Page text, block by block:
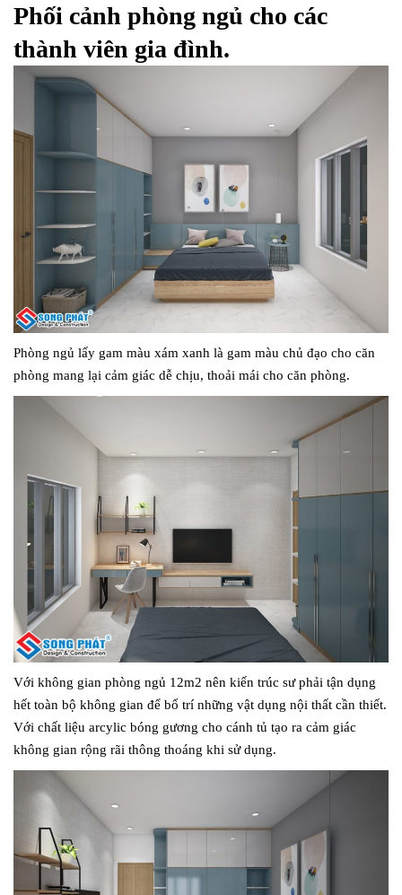
Phối cảnh phòng ngủ cho các
thành viên gia đình.
Phòng ngủ lấy gam màu xám xanh là gam màu chủ đạo cho căn
phòng mang lại cảm giác dễ chịu, thoải mái cho căn phòng.
Với không gian phòng ngủ 12m2 nên kiến trúc sư phải tận dụng
hết toàn bộ không gian để bố trí những vật dụng nội thất cần thiết.
Với chất liệu arcylic bóng gương cho cánh tủ tạo ra cảm giác
không gian rộng rãi thông thoáng khi sử dụng.